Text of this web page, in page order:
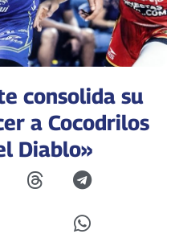
consolida su
a Cocodrilos
Diablo»